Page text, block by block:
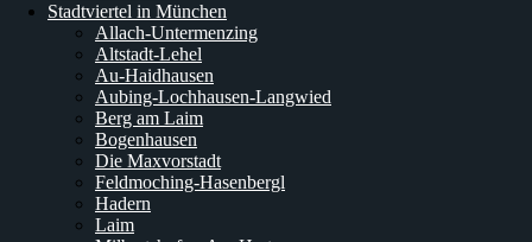
Stadtviertel in München
Allach-Untermenzing
Altstadt-Lehel
Au-Haidhausen
Aubing-Lochhausen-Langwied
Berg am Laim
Bogenhausen
Die Maxvorstadt
Feldmoching-Hasenbergl
Hadern
Laim